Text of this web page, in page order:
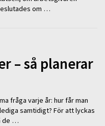
om …
– så planerar
fråga varje år: hur får man
samtidigt? För att lyckas
de …